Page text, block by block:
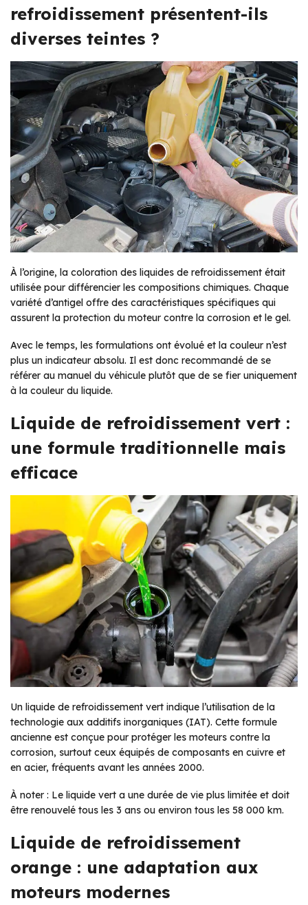
refroidissement présentent-ils
diverses teintes ?
À l’origine, la coloration des liquides de refroidissement était
utilisée pour différencier les compositions chimiques. Chaque
variété d’antigel offre des caractéristiques spécifiques qui
assurent la protection du moteur contre la corrosion et le gel.
Avec le temps, les formulations ont évolué et la couleur n’est
plus un indicateur absolu. Il est donc recommandé de se
référer au manuel du véhicule plutôt que de se fier uniquement
à la couleur du liquide.
Liquide de refroidissement vert :
une formule traditionnelle mais
efficace
Un liquide de refroidissement vert indique l’utilisation de la
technologie aux additifs inorganiques (IAT). Cette formule
ancienne est conçue pour protéger les moteurs contre la
corrosion, surtout ceux équipés de composants en cuivre et
en acier, fréquents avant les années 2000.
À noter : Le liquide vert a une durée de vie plus limitée et doit
être renouvelé tous les 3 ans ou environ tous les 58 000 km.
Liquide de refroidissement
orange : une adaptation aux
moteurs modernes